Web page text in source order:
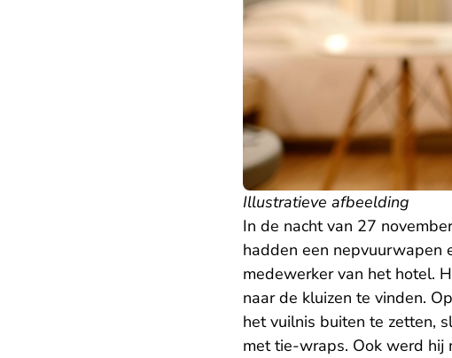
Illustratieve afbeelding
In de nacht van 27
hadden een nepvuurwapen
medewerker van het hotel.
naar de kluizen te vinden.
het vuilnis buiten te zetten,
met tie-wraps. Ook werd hij